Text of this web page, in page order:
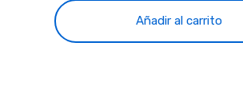
Añadir al carrito